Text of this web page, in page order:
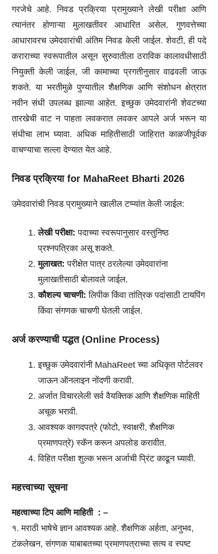
गरजेचे आहे. निवड प्रक्रिया प्रामुख्याने लेखी परीक्षा आणि
त्यानंतर होणाऱ्या मुलाखतीवर आधारित असेल. गुणवत्तेच्या
आधारावरच उमेदवारांची अंतिम निवड केली जाईल. शेवटी, ही पदे
कराराच्या स्वरूपातील असून सुरुवातीला ठराविक कालावधीसाठी
नियुक्ती केली जाईल, जी कामाच्या प्रगतीनुसार वाढवली जाऊ
शकते. या भरतीमुळे पुण्यातील शैक्षणिक आणि संशोधन क्षेत्रात
नवीन संधी उपलब्ध झाल्या आहेत. इच्छुक उमेदवारांनी शेवटच्या
तारखेची वाट न पाहता लवकरात लवकर आपले अर्ज भरून या
संधीचा लाभ घ्यावा. अधिक माहितीसाठी जाहिरात काळजीपूर्वक
वाचण्याचा सल्ला देण्यात येत आहे.
निवड प्रक्रिया for MahaReet Bharti 2026
उमेदवारांची निवड प्रामुख्याने खालील टप्प्यांत केली जाईल:
लेखी परीक्षा: पदाच्या स्वरूपानुसार वस्तुनिष्ठ
प्रश्नपत्रिका असू शकते.
मुलाखत: परीक्षेत पात्र ठरलेल्या उमेदवारांना
मुलाखतीसाठी बोलावले जाईल.
कौशल्य चाचणी: लिपीक किंवा तांत्रिक पदांसाठी टायपिंग
किंवा संगणक चाचणी घेतली जाईल.
अर्ज करण्याची पद्धत (Online Process)
इच्छुक उमेदवारांनी MahaReet च्या अधिकृत पोर्टलवर
जाऊन ऑनलाइन नोंदणी करावी.
अर्जात विचारलेली सर्व वैयक्तिक आणि शैक्षणिक माहिती
अचूक भरावी.
आवश्यक कागदपत्रे (फोटो, स्वाक्षरी, शैक्षणिक
प्रमाणपत्रे) स्कॅन करून अपलोड करावीत.
विहित परीक्षा शुल्क भरून अर्जाची प्रिंट काढून घ्यावी.
महत्त्वाच्या सूचना
महत्वाच्या टिप आणि माहिती : –
१. मराठी भाषेचे ज्ञान आवश्यक आहे. शैक्षणिक अर्हता, अनुभव,
टंकलेखन, संगणक याबाबतच्या प्रमाणपत्राच्या सत्य व स्पष्ट